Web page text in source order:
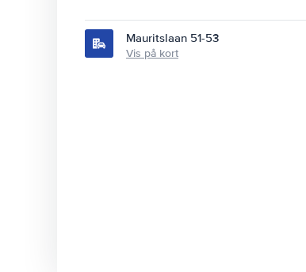
Mauritslaan 51-53
Vis på kort